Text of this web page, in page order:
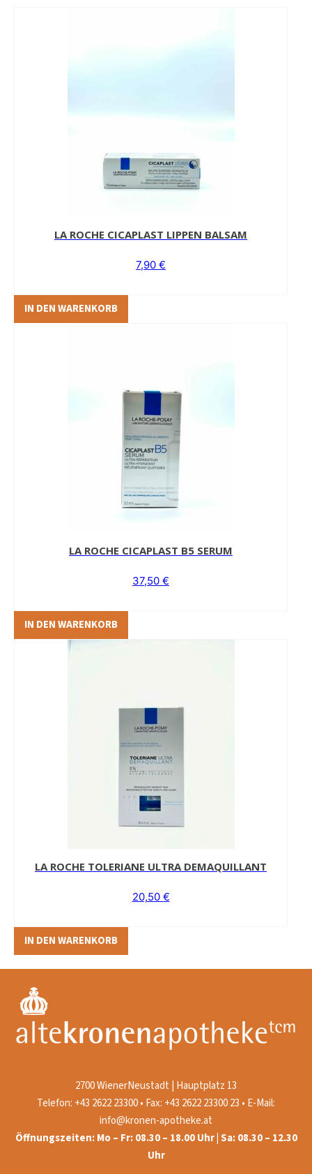
LA ROCHE CICAPLAST LIPPEN BALSAM
7,90 €
IN DEN WARENKORB
LA ROCHE CICAPLAST B5 SERUM
37,50 €
IN DEN WARENKORB
LA ROCHE TOLERIANE ULTRA DEMAQUILLANT
20,50 €
IN DEN WARENKORB
2700 WienerNeustadt | Hauptplatz 13
Telefon: +43 2622 23300 • Fax: +43 2622 23300 23 • E-Mail:
info@kronen-apotheke.at
Öffnungszeiten: Mo – Fr: 08.30 – 18.00 Uhr | Sa: 08.30 – 12.30
Uhr